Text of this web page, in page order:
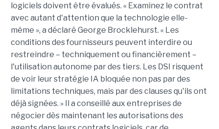
logiciels doivent être évalués. « Examinez le contrat
avec autant d'attention que la technologie elle-
même », a déclaré George Brocklehurst. « Les
conditions des fournisseurs peuvent interdire ou
restreindre – techniquement ou financièrement – ​​
l'utilisation autonome par des tiers. Les DSI risquent
de voir leur stratégie IA bloquée non pas par des
limitations techniques, mais par des clauses qu'ils ont
déjà signées. » Il a conseillé aux entreprises de
négocier dès maintenant les autorisations des